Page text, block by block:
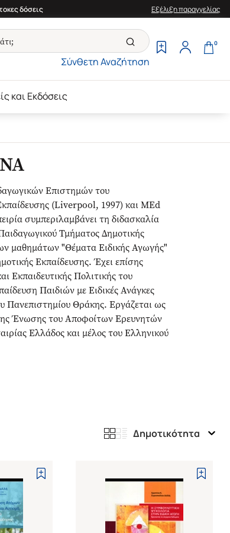
δόσεις Εξέλιξη παραγγελίας
Σύνθετη Αναζήτηση
0
και Εκδόσεις
Επιστημών του
(Liverpool, 1997) και MEd
συμπεριλαμβάνει τη διδασκαλία
Τμήματος Δημοτικής
μαθημάτων "Θέματα Ειδικής Αγωγής"
Εκπαίδευσης. Έχει επίσης
Εκπαιδευτικής Πολιτικής του
Παιδιών με Ειδικές Ανάγκες
Πανεπιστημίου Θράκης. Εργάζεται ως
Ένωσης του Αποφοίτων Ερευνητών
Ελλάδος και μέλος του Ελληνικού
Δημοτικότητα